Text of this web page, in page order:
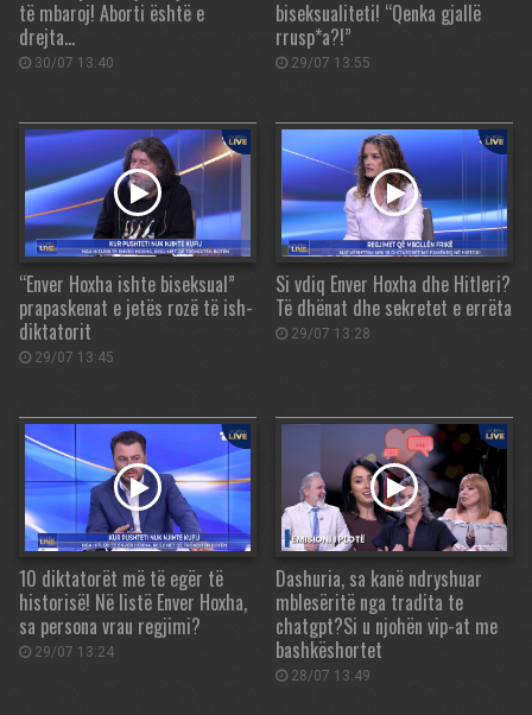
të mbaroj! Aborti është e
drejta…
30/07 13:40
biseksualiteti! “Qenka gjallë
rrusp*a?!”
29/07 13:55
“Enver Hoxha ishte biseksual”
prapaskenat e jetës rozë të ish-
diktatorit
29/07 13:45
Si vdiq Enver Hoxha dhe Hitleri?
Të dhënat dhe sekretet e errëta
29/07 13:28
10 diktatorët më të egër të
historisë! Në listë Enver Hoxha,
sa persona vrau regjimi?
29/07 13:24
Dashuria, sa kanë ndryshuar
mblesëritë nga tradita te
chatgpt?Si u njohën vip-at me
bashkëshortet
28/07 13:49